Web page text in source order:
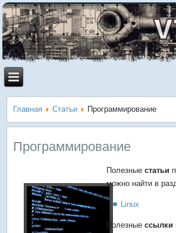
Главная Статьи Программирование
Программирование
Полезныестатьи
можно найти в
Linux
Полезныессылки